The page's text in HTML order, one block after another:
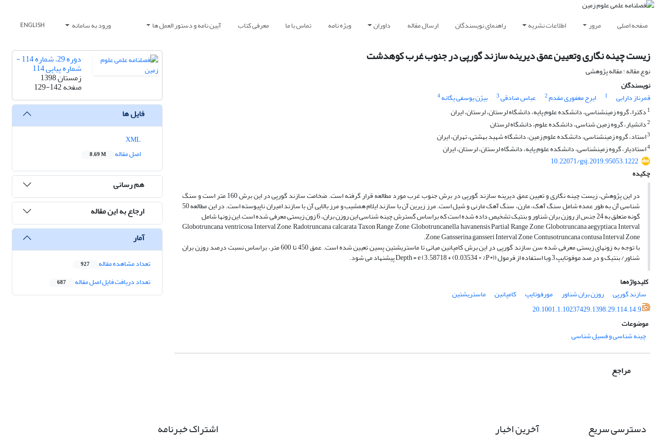
صفحه اصلی مرور اطلاعات نشریه راهنمای نویسندگان ارسال مقاله داوران ویژه نامه تماس با ما معرفی کتاب آیین نامه و دستور العمل ها ورود به سامانه ENGLISH
زیست چینه نگاری وتعیین عمق دیرینه سازند گورپی در جنوب غرب کوهدشت
نوع مقاله : مقاله پژوهشی
نویسندگان
قمرناز دارابی
1 ایرج مغفوری مقدم2 عباس صادقی3 بیژن یوسفی یگانه4
1 دکترا، گروه زمین‎شناسی، دانشکده علوم پایه، دانشگاه لرستان، لرستان، ایران
2دانشیار، گروه زمین شناسی، دانشکده علوم، دانشگاه لرستان
3استاد، گروه زمین‎شناسی، دانشکده علوم زمین، دانشگاه شهید بهشتی، تهران، ایران
4استادیار، گروه زمین‎شناسی، دانشکده علوم پایه، دانشگاه لرستان، لرستان، ایران
10.22071/gsj.2019.95053.1222
چکیده
در این پژوهش، زیست چینه نگاری و تعیین عمق دیرینه سازند گورپی در برش جنوب غرب مورد مطالعه قرار گرفته است. ضخامت سازند گورپی در این برش 160 متر است و سنگ
شناسی آن به طور عمده شامل سنگ آهک، مارن، سنگ آهک مارنی و شیل است. مرز زیرین آن با سازند ایلام همشیب و مرز بالایی آن با سازند امیران ناپیوسته است. در این مطالعه 50
گونه متعلق به 24 جنس از روزن بران شناور و بنتیک تشخیص داده شده است که براساس گسترش چینه شناسی این روزن بران، 6 زون زیستی معرفی شده است.این زونها شامل
Globotruncana ventricosa Interval Zone, Radotruncana calcarata Taxon Range Zone, Globotruncanella havanensis Partial Range Zone, Globotruncana aegyptiaca Interval
Zone, Gansserina gansseri Interval Zone, Contusotruncana contusa Interval Zone.
با توجه به زونهای زیستی معرفی شده سن سازند گورپی در این برش کامپانین میانی تا ماستریشتین پسین تعیین شده است. عمق 450 تا 600 متر، براساس نسبت درصد روزن بران
شناور/ بنتیک و در صد موفوتایپ 3 وبا استفاده از فرمول Depth = e (3.58718 + (0.03534 × %P*)) پیشنهاد می شود.
کلیدواژه‌ها
سازند گورپی
روزن بران شناور مورفوتایپ کامپانین
ماستریشتین
20.1001.1.10237429.1398.29.114.14.9
موضوعات
چینه شناسی و فسیل شناسی
مراجع
دوره 29، شماره 114 -
شماره پیاپی 114
زمستان 1398
صفحه129-142
فایل ها
اصل مقاله
8.69 M
هم رسانی
ارجاع به این مقاله
آمار
تعداد مشاهده مقاله 927
تعداد دریافت فایل اصل مقاله 687
دسترسی سریع آخرین اخبار اشتراک خبرنامه